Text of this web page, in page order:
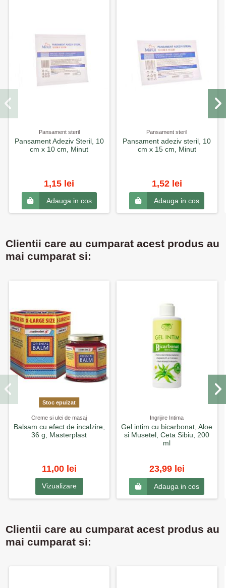
Pansament steril
Pansament Adeziv Steril, 10
cm x 10 cm, Minut
1,15 lei
Adauga in cos
Pansament steril
Pansament adeziv steril, 10
cm x 15 cm, Minut
1,52 lei
Adauga in cos
Clientii care au cumparat acest produs au
mai cumparat si:
Stoc epuizat
Creme si ulei de masaj
Balsam cu efect de incalzire,
36 g, Masterplast
11,00 lei
Vizualizare
Ingrijire Intima
Gel intim cu bicarbonat, Aloe
si Musetel, Ceta Sibiu, 200
ml
23,99 lei
Adauga in cos
Clientii care au cumparat acest produs au
mai cumparat si: